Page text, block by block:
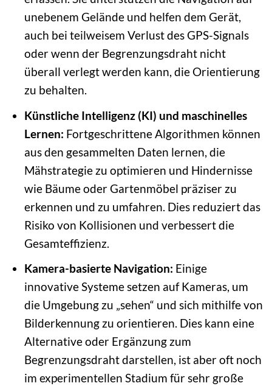
unebenem Gelände und helfen dem Gerät,
auch bei teilweisem Verlust des GPS-Signals
oder wenn der Begrenzungsdraht nicht
überall verlegt werden kann, die Orientierung
zu behalten.
Künstliche Intelligenz (KI) und maschinelles
Lernen: Fortgeschrittene Algorithmen können
aus den gesammelten Daten lernen, die
Mähstrategie zu optimieren und Hindernisse
wie Bäume oder Gartenmöbel präziser zu
erkennen und zu umfahren. Dies reduziert das
Risiko von Kollisionen und verbessert die
Gesamteffizienz.
Kamera-basierte Navigation: Einige
innovative Systeme setzen auf Kameras, um
die Umgebung zu „sehen“ und sich mithilfe von
Bilderkennung zu orientieren. Dies kann eine
Alternative oder Ergänzung zum
Begrenzungsdraht darstellen, ist aber oft noch
im experimentellen Stadium für sehr große